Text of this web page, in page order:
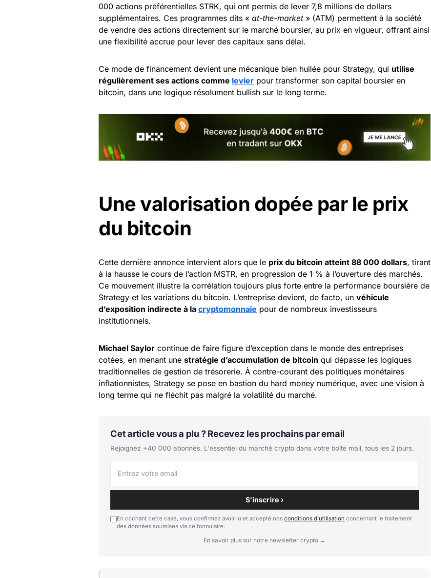
000 actions préférentielles STRK, qui ont permis de lever 7,8 millions de dollars
supplémentaires. Ces programmes dits « at-the-market» (ATM) permettent à la société
de vendre des actions directement sur le marché boursier, au prix en vigueur, offrant ainsi
une flexibilité accrue pour lever des capitaux sans délai.
Ce mode de financement devient une mécanique bien huilée pour Strategy, qui utilise
régulièrement ses actions comme levier pour transformer son capital boursier en
bitcoin, dans une logique résolument bullish sur le long terme.
Une valorisation dopée par le prix
du bitcoin
Cette dernière annonce intervient alors que le prix du bitcoin atteint 88 000 dollars, tirant
à la hausse le cours de l’action MSTR, en progression de 1 % à l’ouverture des marchés.
Ce mouvement illustre la corrélation toujours plus forte entre la performance boursière de
Strategy et les variations du bitcoin. L’entreprise devient, de facto, un véhicule
d’exposition indirecte à la cryptomonnaie pour de nombreux investisseurs
institutionnels.
Michael Saylor continue de faire figure d’exception dans le monde des entreprises
cotées, en menant une stratégie d’accumulation de bitcoin qui dépasse les logiques
traditionnelles de gestion de trésorerie. À contre-courant des politiques monétaires
inflationnistes, Strategy se pose en bastion du hard money numérique, avec une vision à
long terme qui ne fléchit pas malgré la volatilité du marché.
Cet article vous a plu ? Recevez les prochains par email
Rejoignez +40 000 abonnés. L'essentiel du marché crypto dans votre boîte mail, tous les 2 jours.
S'inscrire ›
En cochant cette case, vous confirmez avoir lu et accepté nos conditions d'utilisation concernant le traitement
des données soumises via ce formulaire.
En savoir plus sur notre newsletter crypto →